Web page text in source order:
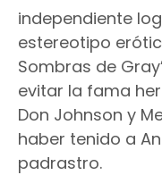
independiente
estereotipo
Sombras de
evitar la fama
Don Johnson y
haber tenido a
padrastro.